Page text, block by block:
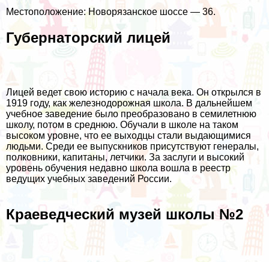
Местоположение: Новорязанское шоссе — 36.
Губернаторский лицей
Лицей ведет свою историю с начала века. Он открылся в
1919 году, как железнодорожная школа. В дальнейшем
учебное заведение было преобразовано в семилетнюю
школу, потом в среднюю. Обучали в школе на таком
высоком уровне, что ее выходцы стали выдающимися
людьми. Среди ее выпускников присутствуют генералы,
полковники, капитаны, летчики. За заслуги и высокий
уровень обучения недавно школа вошла в реестр
ведущих учебных заведений России.
Краеведческий музей школы №2